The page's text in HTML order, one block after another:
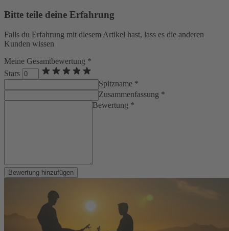
Bitte teile deine Erfahrung
Falls du Erfahrung mit diesem Artikel hast, lass es die anderen
Kunden wissen
Meine Gesamtbewertung *
Stars
Spitzname *
Zusammenfassung *
Bewertung *
Bewertung hinzufügen